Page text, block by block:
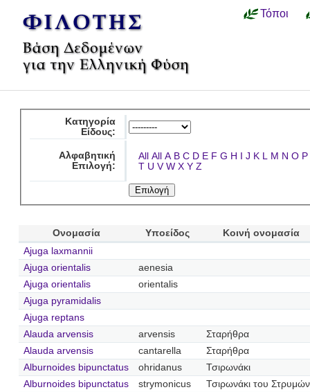
Τόποι
Κατηγορία
Είδους:
Αλφαβητική
Επιλογή:
All All A B C D E F G H I J K L M N O P
T U V W X Y Z
Ονομασία Υποείδος
Κοινή ονομασία
Ajuga laxmannii
Ajuga orientalis
aenesia
Ajuga orientalis
orientalis
Ajuga pyramidalis
Ajuga reptans
Alauda arvensis
arvensis
Σταρήθρα
Alauda arvensis
cantarella
Σταρήθρα
Alburnoides bipunctatus
ohridanus
Τσιρωνάκι
Alburnoides bipunctatus
strymonicus
Τσιρωνάκι του